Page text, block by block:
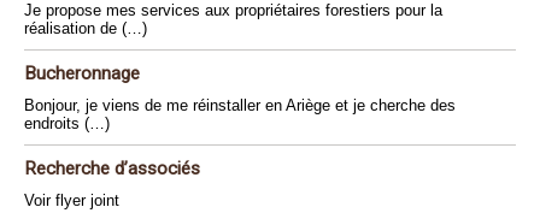
Je propose mes services aux propriétaires forestiers pour la
réalisation de (…)
Bucheronnage
Bonjour, je viens de me réinstaller en Ariège et je cherche des
endroits (…)
Recherche d’associés
Voir flyer joint